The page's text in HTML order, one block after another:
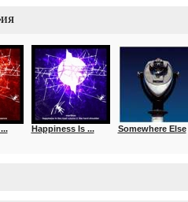
Happiness Is ... Somewhere Else